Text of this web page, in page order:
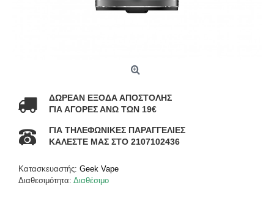
ΔΩΡΕΑΝ ΕΞΟΔΑ ΑΠΟΣΤΟΛΗΣ
ΓΙΑ ΑΓΟΡΕΣ ΑΝΩ ΤΩΝ 19€
ΓΙΑ ΤΗΛΕΦΩΝΙΚΕΣ ΠΑΡΑΓΓΕΛΙΕΣ
ΚΑΛΕΣΤΕ ΜΑΣ ΣΤΟ 2107102436
Κατασκευαστής: Geek Vape
Διαθεσιμότητα: Διαθέσιμο